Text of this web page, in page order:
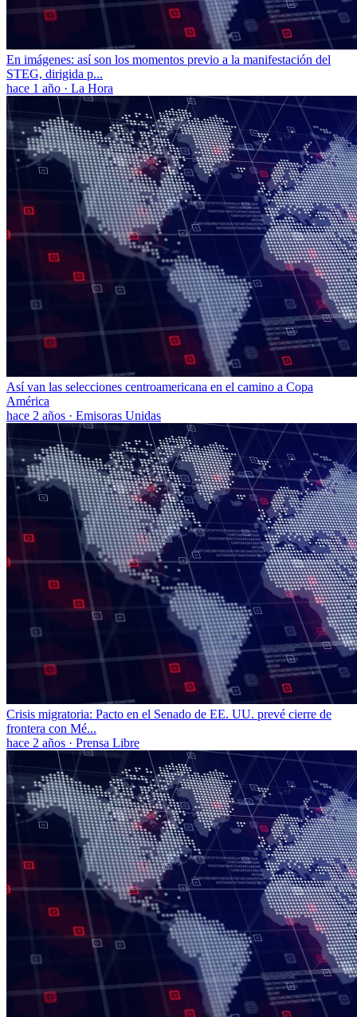
En imágenes: así son los momentos previo a la manifestación del
STEG, dirigida p...
hace 1 año · La Hora
Así van las selecciones centroamericana en el camino a Copa
América
hace 2 años · Emisoras Unidas
Crisis migratoria: Pacto en el Senado de EE. UU. prevé cierre de
frontera con Mé...
hace 2 años · Prensa Libre